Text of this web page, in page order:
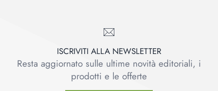
ISCRIVITI ALLA NEWSLETTER
Resta aggiornato sulle ultime novità editoriali, i
prodotti e le offerte